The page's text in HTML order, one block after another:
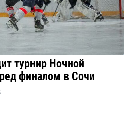
турнир Ночной
финалом в Сочи